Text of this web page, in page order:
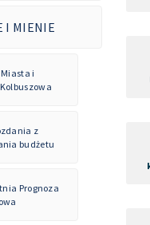
I MIENIE
i
z
budżetu
Prognoza